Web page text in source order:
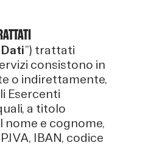
Dati”) trattati
consistono in
o indirettamente,
Esercenti
a titolo
nome e cognome,
IBAN, codice